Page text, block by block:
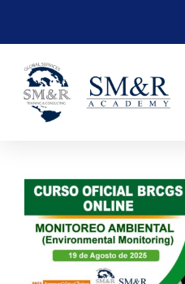
Saltar
contenido